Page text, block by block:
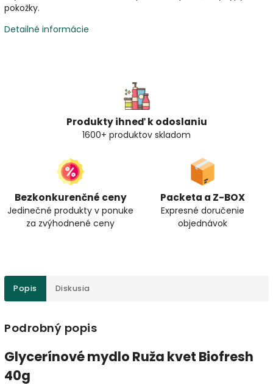
pokožky.
Detailné informácie
Produkty ihneď k odoslaniu
1600+ produktov skladom
Bezkonkurenčné ceny
Jedinečné produkty v ponuke
za zvýhodnené ceny
Packeta a Z-BOX
Expresné doručenie
objednávok
Popis Diskusia
Podrobný popis
Glycerínové mydlo Ruža kvet Biofresh
40g